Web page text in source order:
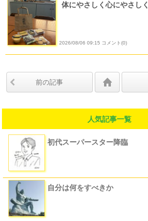
体にやさしく心にやさしく
2026/08/06 09:15 コメント(0)
前の記事
人気記事一覧
初代スーパースター降臨
自分は何をすべきか